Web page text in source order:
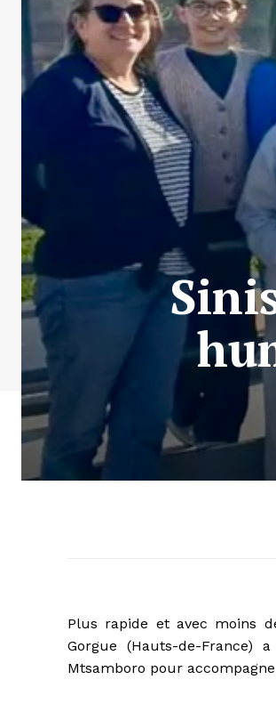
Plus rapide et avec moins
Gorgue (Hauts-de-
Mtsamboro pour